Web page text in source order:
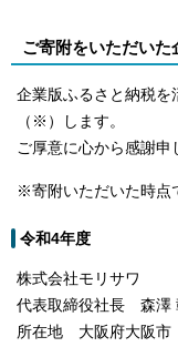
ご寄附をいただいた
企業版ふるさと納税を
（※）します。
ご厚意に心から感謝申
※寄附いただいた時点
令和4年度
株式会社モリサワ
代表取締役社長 森澤
所在地 大阪府大阪市